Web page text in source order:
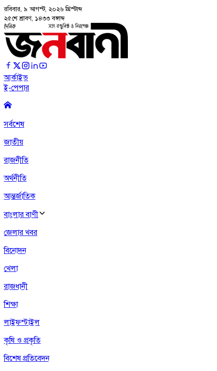
রবিবার, ৯ আগস্ট, ২০২৬ খ্রিস্টাব্দ
২৫শে শ্রাবণ, ১৪৩৩ বঙ্গাব্দ
আর্কাইভ
ই-পেপার
সর্বশেষ
জাতীয়
রাজনীতি
অর্থনীতি
আন্তর্জাতিক
বাংলার বাণী
জেলার খবর
বিনোদন
খেলা
রাজধানী
শিক্ষা
লাইফস্টাইল
কৃষি ও প্রকৃতি
বিশেষ প্রতিবেদন